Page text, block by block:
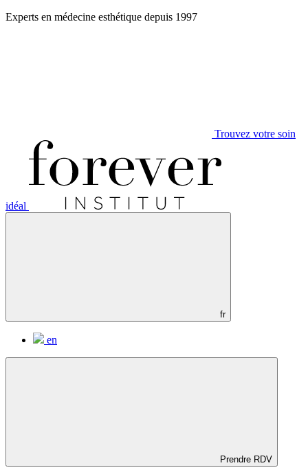
Aller
Experts en médecine esthétique depuis 1997
Trouvez votre soin
idéal
fr
en
Prendre RDV